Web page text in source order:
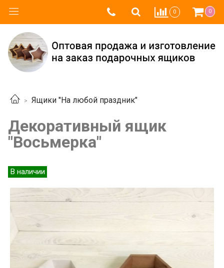
0 0
Ящики "На любой праздник"
Декоративный ящик
"Восьмерка"
В наличии